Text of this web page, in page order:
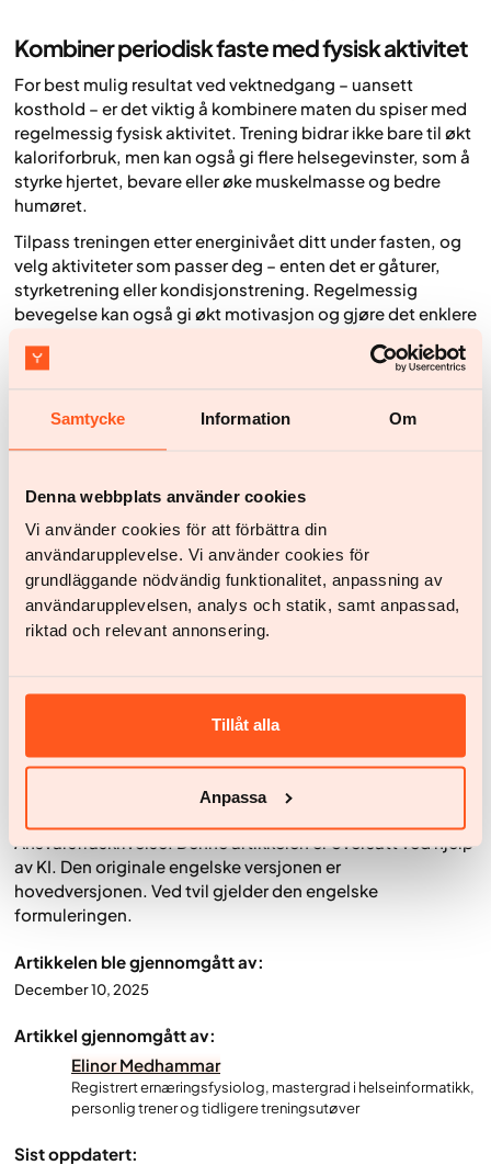
Samtycke Information Om
Denna webbplats använder cookies
Vi använder cookies för att förbättra din
användarupplevelse. Vi använder cookies för
grundläggande nödvändig funktionalitet, anpassning av
användarupplevelsen, analys och statik, samt anpassad,
riktad och relevant annonsering.
Tillåt alla
Anpassa
Kombiner periodisk faste med fysisk aktivitet
For best mulig resultat ved vektnedgang – uansett
kosthold – er det viktig å kombinere maten du spiser med
regelmessig fysisk aktivitet. Trening bidrar ikke bare til økt
kaloriforbruk, men kan også gi flere helsegevinster, som å
styrke hjertet, bevare eller øke muskelmasse og bedre
humøret.
Tilpass treningen etter energinivået ditt under fasten, og
velg aktiviteter som passer deg – enten det er gåturer,
styrketrening eller kondisjonstrening. Regelmessig
bevegelse kan også gi økt motivasjon og gjøre det enklere
Oppsummering
Uansett metode er det kaloriunderskuddet som til slutt
avgjør om du går ned i vekt. Periodisk faste kan for noen
det er ingen garanti for at et underskudd automatisk
oppstår bare ved å begrense spisetiden – enten det er
snakk om spisevinduer eller fastedager.
Forskning tyder på at det ikke har så stor betydning
hvordankaloriunderskuddet skapes for den som ønsker
vektnedgang: gjennom færre måltider, kortere
tid. Det er nettopp langsiktigheten som avgjør om
vektnedgangen blir bærekraftig – og om du kan nå eller
Ansvarsfraskrivelse: Denne artikkelen er oversatt ved hjelp
av KI. Den originale engelske versjonen er
hovedversjonen. Ved tvil gjelder den engelske
formuleringen.
Artikkelen ble gjennomgått av:
December 10, 2025
Artikkel gjennomgått av:
Elinor Medhammar
Registrert ernæringsfysiolog, mastergrad i helseinformatikk,
personlig trener og tidligere treningsutøver
Sist oppdatert: